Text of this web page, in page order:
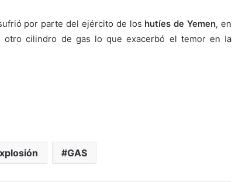
por parte del ejército de los hutíes de Yemen, en
cilindro de gas lo que exacerbó el temor en la
GAS